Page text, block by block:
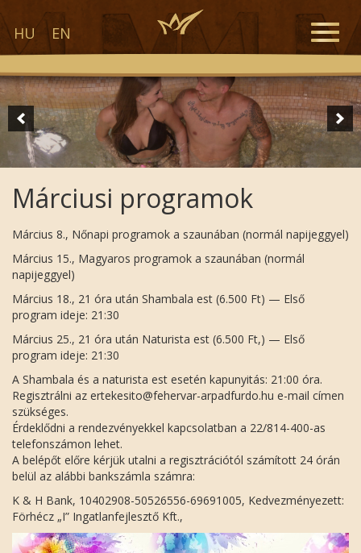
HU EN
Toggle
Márciusi programok
Március 8., Nőnapi programok a szaunában (normál napijeggyel)
Március 15., Magyaros programok a szaunában (normál
napijeggyel)
Március 18., 21 óra után Shambala est (6.500 Ft) — Első
program ideje: 21:30
Március 25., 21 óra után Naturista est (6.500 Ft,) — Első
program ideje: 21:30
A Shambala és a naturista est esetén kapunyitás: 21:00 óra.
Regisztrálni az ertekesito@fehervar-arpadfurdo.hu e-mail címen
szükséges.
Érdeklődni a rendezvényekkel kapcsolatban a 22/814-400-as
telefonszámon lehet.
A belépőt előre kérjük utalni a regisztrációtól számított 24 órán
belül az alábbi bankszámla számra:
K & H Bank, 10402908-50526556-69691005, Kedvezményezett:
Förhécz „I” Ingatlanfejlesztő Kft.,